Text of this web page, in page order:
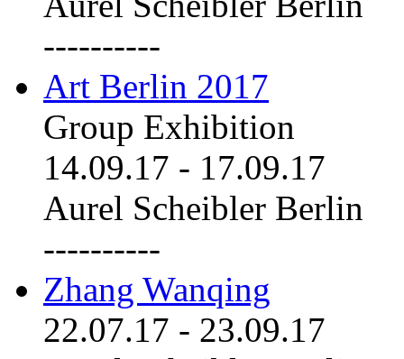
----------
Art Berlin 2017
Group Exhibition
14.09.17 - 17.09.17
Aurel Scheibler Berlin
----------
Zhang Wanqing
22.07.17 - 23.09.17